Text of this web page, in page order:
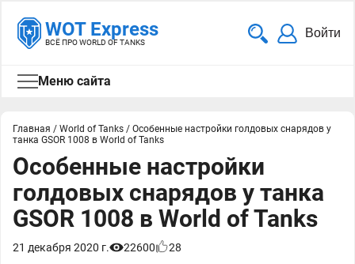
WOT Express
ВСЁ ПРО WORLD OF TANKS
Войти
Меню сайта
Главная / World of Tanks / Особенные настройки голдовых снарядов у
танка GSOR 1008 в World of Tanks
Особенные настройки
голдовых снарядов у танка
GSOR 1008 в World of Tanks
21 декабря 2020 г. 22600 28